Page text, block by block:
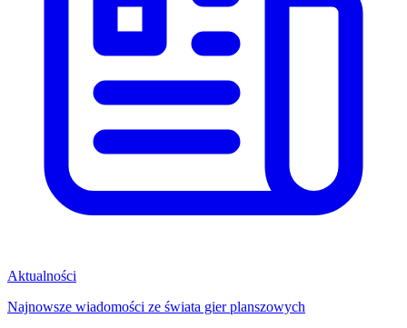
Aktualności
Najnowsze wiadomości ze świata gier planszowych